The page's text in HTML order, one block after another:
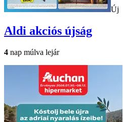
Új
Aldi akciós újság
4 nap múlva lejár